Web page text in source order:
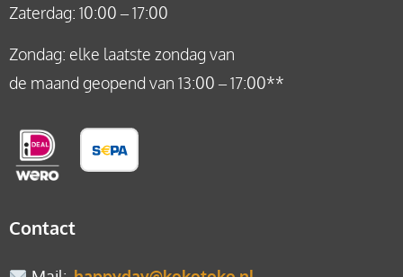
Zaterdag: 10:00 – 17:00
Zondag: elke laatste zondag van
de maand geopend van 13:00 – 17:00**
Contact